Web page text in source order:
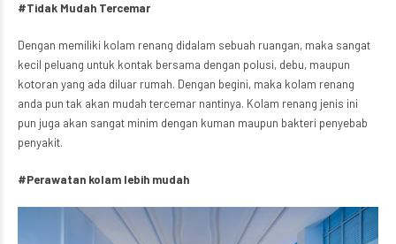
#Tidak Mudah Tercemar
Dengan memiliki kolam renang didalam sebuah ruangan, maka sangat
kecil peluang untuk kontak bersama dengan polusi, debu, maupun
kotoran yang ada diluar rumah. Dengan begini, maka kolam renang
anda pun tak akan mudah tercemar nantinya. Kolam renang jenis ini
pun juga akan sangat minim dengan kuman maupun bakteri penyebab
penyakit.
#Perawatan kolam lebih mudah